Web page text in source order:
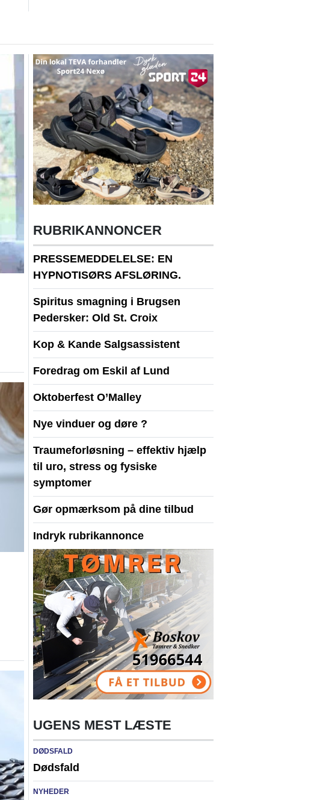
RUBRIKANNONCER
PRESSEMEDDELELSE: EN
HYPNOTISØRS AFSLØRING.
Spiritus smagning i Brugsen
Pedersker: Old St. Croix
Kop & Kande Salgsassistent
Foredrag om Eskil af Lund
Oktoberfest O’Malley
Nye vinduer og døre ?
Traumeforløsning – effektiv hjælp
til uro, stress og fysiske
symptomer
Gør opmærksom på dine tilbud
Indryk rubrikannonce
UGENS MEST LÆSTE
DØDSFALD
Dødsfald
NYHEDER